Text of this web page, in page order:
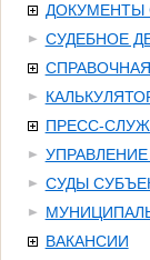
ДОКУМЕНТЫ
СУДЕБНОЕ
ПРЕСС-
СУДЫ
ВАКАНСИИ